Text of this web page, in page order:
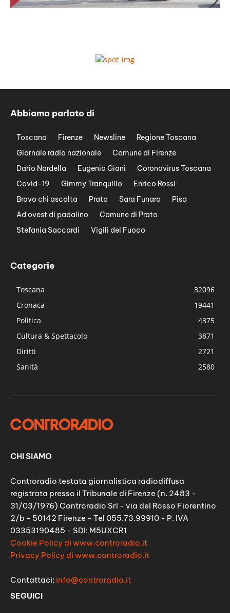
Abbiamo parlato di
Toscana Firenze Newsline
Regione Toscana
Giornale radio nazionale
Comune di Firenze
Dario Nardella
Eugenio Giani
Coronavirus Toscana
Covid-19
Gimmy Tranquillo
Enrico Rossi
Bravo chi ascolta
Prato Sara Funaro
Pisa
Ad ovest di padalino
Comune di Prato
Stefania Saccardi
Vigili del Fuoco
Categorie
Toscana
32096
Cronaca
19441
Politica
4375
Cultura & Spettacolo
3871
Diritti
2721
Sanità
2580
CHI SIAMO
Controradio testata giornalistica radiodiffusa
registrata presso il Tribunale di Firenze (n. 2483 -
31/03/1976) Controradio Srl - via del Rosso Fiorentino
2/b - 50142 Firenze - Tel 055.73.99910 - P. IVA
03353190485 - SDI: M5UXCR1
Cookie Policy di www.controradio.it
Privacy Policy di www.controradio.it
Contattaci: info@controradio.it
SEGUICI